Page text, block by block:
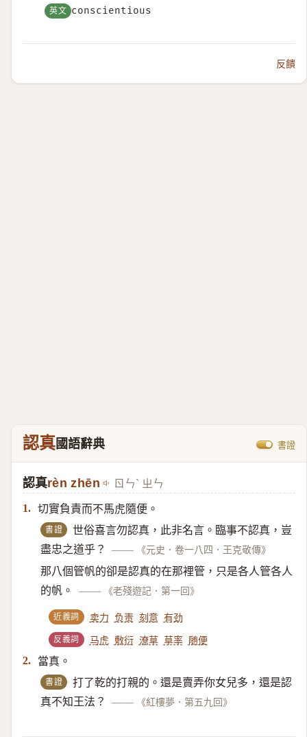
英文 conscientious
反饋
認真國語辭典 書證
認真rèn zhēn ㄖㄣˋ ㄓㄣ
1. 切實負責而不馬虎隨便。
書證
世俗喜言勿認真，此非名言。臨事不認真，豈
盡忠之道乎？
—— 《元史．卷一八四．王克敬傳》
那八個管帆的卻是認真的在那裡管，只是各人管各人
的帆。
—— 《老殘遊記．第一回》
近義詞 卖力 负责 刻意 有劲
反義詞 马虎 敷衍 潦草 草率 随便
2. 當真。
書證
打了乾的打親的。還是賣弄你女兒多，還是認
真不知王法？
—— 《紅樓夢．第五九回》